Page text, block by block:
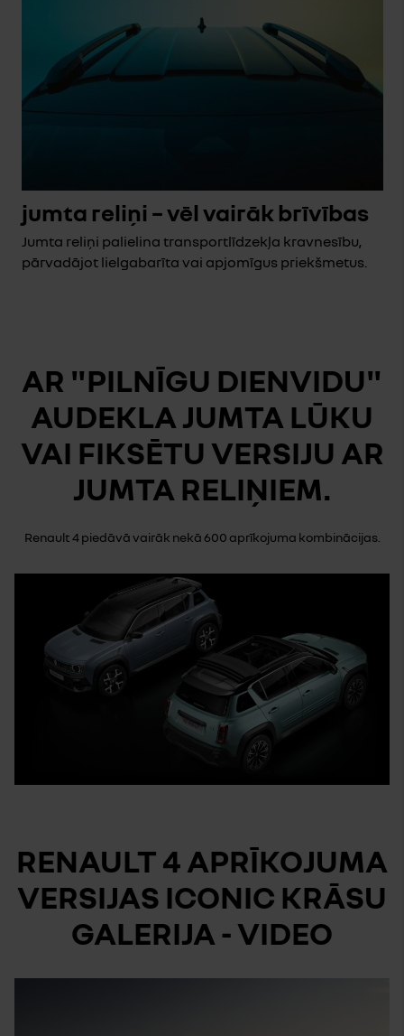
jumta reliņi – vēl vairāk brīvības
Jumta reliņi palielina transportlīdzekļa kravnesību,
pārvadājot lielgabarīta vai apjomīgus priekšmetus.
AR "PILNĪGU DIENVIDU"
AUDEKLA JUMTA LŪKU
VAI FIKSĒTU VERSIJU AR
JUMTA RELIŅIEM.
Renault 4 piedāvā vairāk nekā 600 aprīkojuma kombinācijas.
RENAULT 4 APRĪKOJUMA
VERSIJAS ICONIC KRĀSU
GALERIJA - VIDEO